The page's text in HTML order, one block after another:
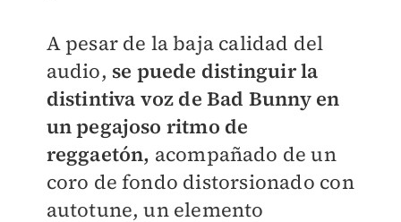
A pesar de la baja calidad del
audio, se puede distinguir la
distintiva voz de Bad Bunny en
un pegajoso ritmo de
reggaetón, acompañado de un
coro de fondo distorsionado con
autotune, un elemento